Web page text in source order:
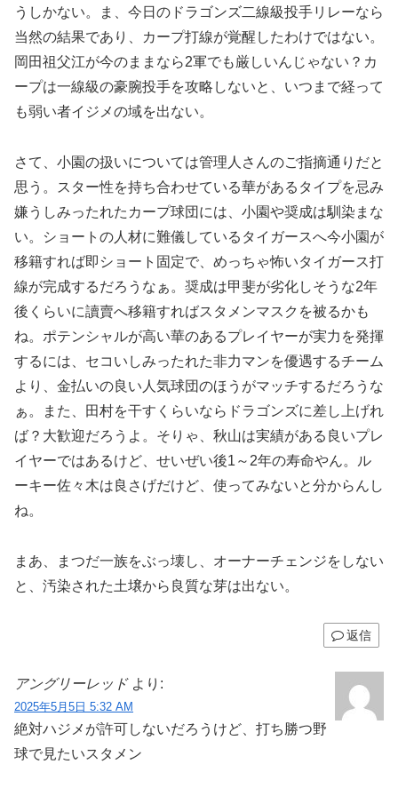
うしかない。ま、今日のドラゴンズ二線級投手リレーなら
当然の結果であり、カープ打線が覚醒したわけではない。
岡田祖父江が今のままなら2軍でも厳しいんじゃない？カ
ープは一線級の豪腕投手を攻略しないと、いつまで経って
も弱い者イジメの域を出ない。
さて、小園の扱いについては管理人さんのご指摘通りだと
思う。スター性を持ち合わせている華があるタイプを忌み
嫌うしみったれたカープ球団には、小園や奨成は馴染まな
い。ショートの人材に難儀しているタイガースへ今小園が
移籍すれば即ショート固定で、めっちゃ怖いタイガース打
線が完成するだろうなぁ。奨成は甲斐が劣化しそうな2年
後くらいに讀賣へ移籍すればスタメンマスクを被るかも
ね。ポテンシャルが高い華のあるプレイヤーが実力を発揮
するには、セコいしみったれた非力マンを優遇するチーム
より、金払いの良い人気球団のほうがマッチするだろうな
ぁ。また、田村を干すくらいならドラゴンズに差し上げれ
ば？大歓迎だろうよ。そりゃ、秋山は実績がある良いプレ
イヤーではあるけど、せいぜい後1～2年の寿命やん。ル
ーキー佐々木は良さげだけど、使ってみないと分からんし
ね。
まあ、まつだ一族をぶっ壊し、オーナーチェンジをしない
と、汚染された土壌から良質な芽は出ない。
返信
アングリーレッド より:
2025年5月5日 5:32 AM
絶対ハジメが許可しないだろうけど、打ち勝つ野
球で見たいスタメン